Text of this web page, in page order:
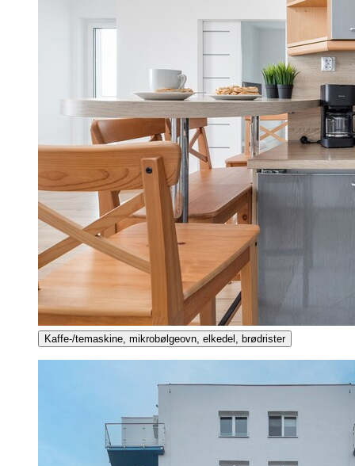
Kaffe-/temaskine, mikrobølgeovn, elkedel, brødrister